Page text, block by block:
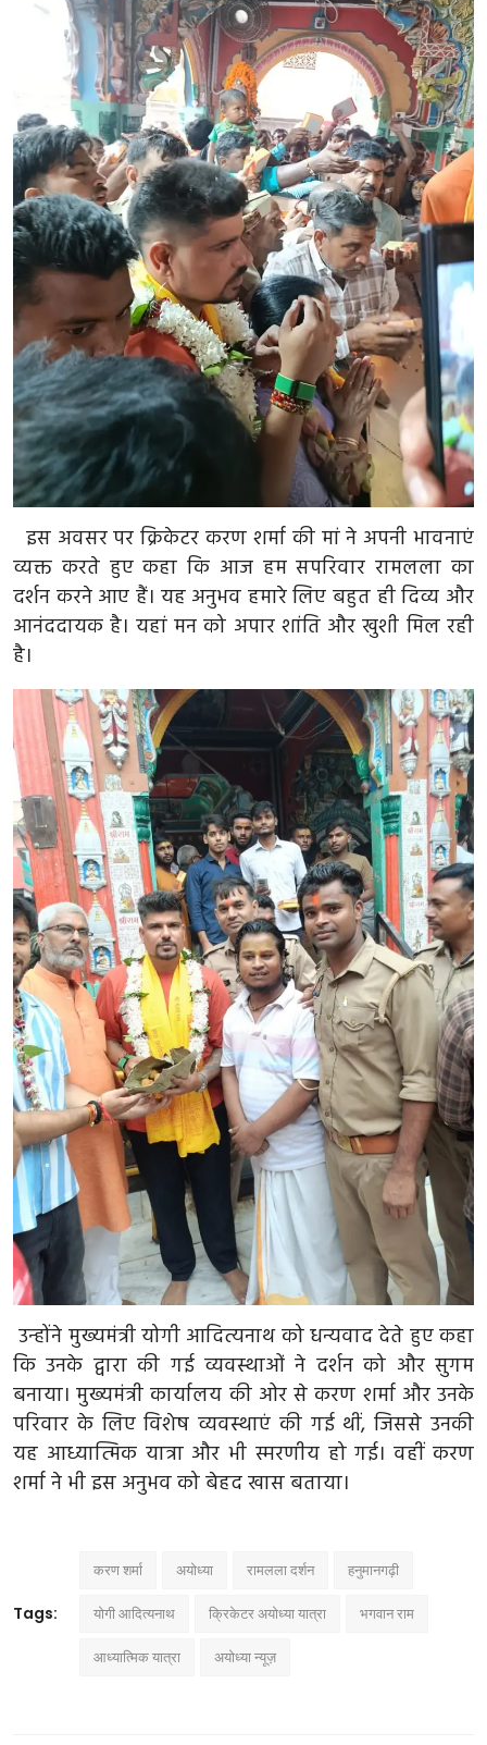
सिनेमा
विचार वार्ता
लाइफस्टाइल
टेक्नोलॉजी
अन्य
उत्तर प्रदेश
फोटो
Gallery
Hindi
इस अवसर पर क्रिकेटर करण शर्मा की मां ने अपनी भावनाएं
व्यक्त करते हुए कहा कि आज हम सपरिवार रामलला का
दर्शन करने आए हैं। यह अनुभव हमारे लिए बहुत ही दिव्य और
आनंददायक है। यहां मन को अपार शांति और खुशी मिल रही
है।
उन्होंने मुख्यमंत्री योगी आदित्यनाथ को धन्यवाद देते हुए कहा
कि उनके द्वारा की गई व्यवस्थाओं ने दर्शन को और सुगम
बनाया। मुख्यमंत्री कार्यालय की ओर से करण शर्मा और उनके
परिवार के लिए विशेष व्यवस्थाएं की गई थीं, जिससे उनकी
यह आध्यात्मिक यात्रा और भी स्मरणीय हो गई। वहीं करण
शर्मा ने भी इस अनुभव को बेहद खास बताया।
Tags:
करण शर्मा अयोध्या रामलला दर्शन हनुमानगढ़ी
योगी आदित्यनाथ क्रिकेटर अयोध्या यात्रा भगवान राम
आध्यात्मिक यात्रा अयोध्या न्यूज़